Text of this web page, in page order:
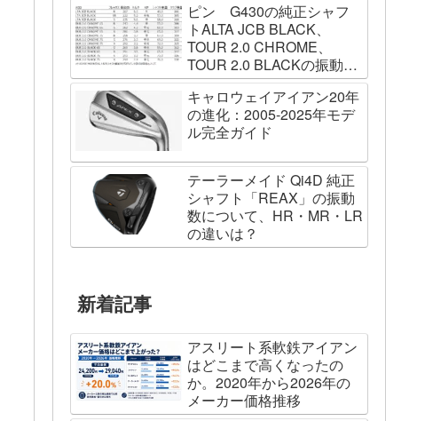
ピン G430の純正シャフ
トALTA JCB BLACK、
TOUR 2.0 CHROME、
TOUR 2.0 BLACKの振動数
を測ってみました
キャロウェイアイアン20年
の進化：2005-2025年モデ
ル完全ガイド
テーラーメイド Qi4D 純正
シャフト「REAX」の振動
数について、HR・MR・LR
の違いは？
新着記事
アスリート系軟鉄アイアン
はどこまで高くなったの
か。2020年から2026年の
メーカー価格推移